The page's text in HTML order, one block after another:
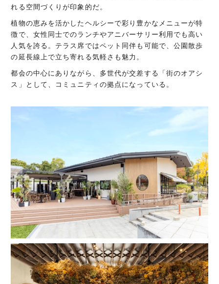
れる空間づくりが印象的だ。
植物の恵みを活かしたヘルシーで彩り豊かなメニューが特
徴で、女性同士でのランチやアニバーサリー利用でも高い
人気を誇る。テラス席ではペット同伴も可能で、公園散歩
の延長線上で立ち寄れる気軽さも魅力。
都会の中心にありながら、多世代が交差する「街のオアシ
ス」として、コミュニティの拠点になっている。